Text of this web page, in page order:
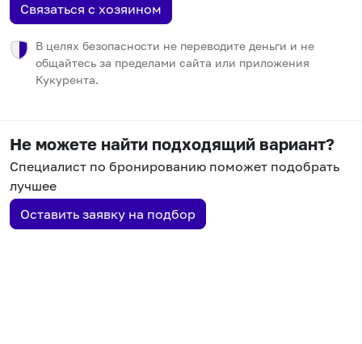
Связаться с хозяином
В целях безопасности не переводите деньги и не
общайтесь за пределами сайта или приложения
Кукурента.
Не можете найти подходящий вариант?
Специалист по бронированию поможет подобрать
лучшее
Оставить заявку на подбор